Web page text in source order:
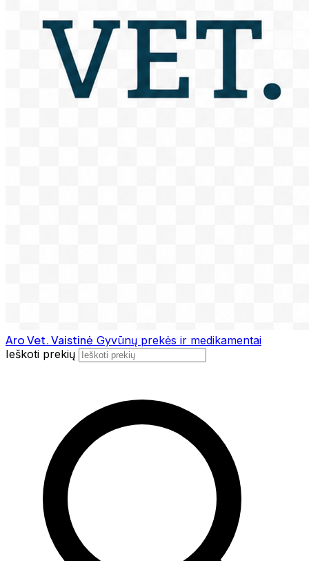
Aro Vet. Vaistinė Gyvūnų prekės ir medikamentai
Ieškoti prekių